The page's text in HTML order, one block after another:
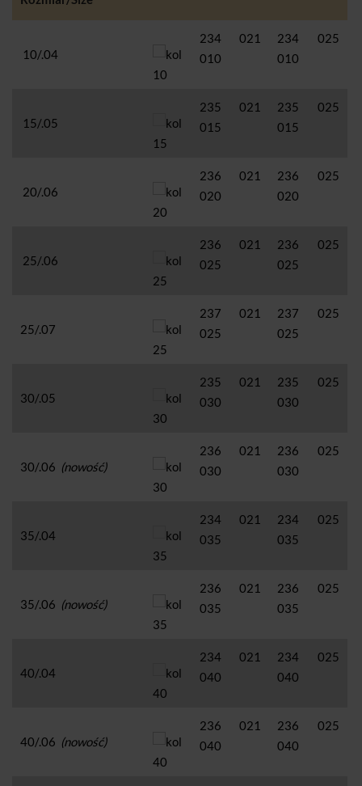
10/.04
234 021
010
234 025
010
15/.05
235 021
015
235 025
015
20/.06
236 021
020
236 025
020
25/.06
236 021
025
236 025
025
25/.07
237 021
025
237 025
025
30/.05
235 021
030
235 025
030
30/.06 (nowość)
236 021
030
236 025
030
35/.04
234 021
035
234 025
035
35/.06 (nowość)
236 021
035
236 025
035
40/.04
234 021
040
234 025
040
40/.06 (nowość)
236 021
040
236 025
040